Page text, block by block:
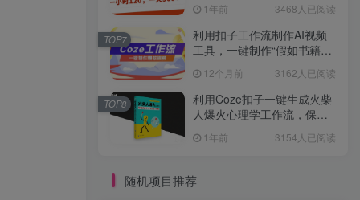
1年前 3468人已阅读
利用扣子工作流制作AI视频
工具，一键制作“假如书籍会
12个月前 3162人已阅读
TOP7
利用Coze扣子一键生成火柴
人爆火心理学工作流，保姆
1年前 3154人已阅读
TOP8
随机项目推荐